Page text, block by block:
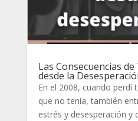
Las Consecuencias
desde la
En el 2008, cuando perdí
que no tenía, también
estrés y desesperación y